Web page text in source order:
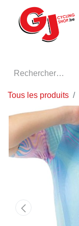
Tous les produits